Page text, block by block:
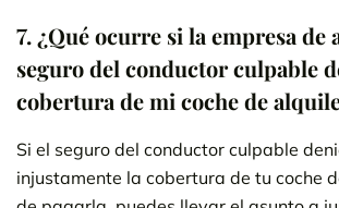
7. ¿Qué ocurre si la empresa de
seguro del conductor culpable
cobertura de mi coche de
Si el seguro del conductor culpable
injustamente la cobertura de tu coche